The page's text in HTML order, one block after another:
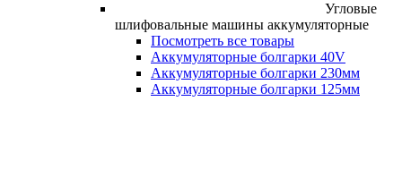
Угловые
шлифовальные машины аккумуляторные
Посмотреть все товары
Аккумуляторные болгарки 40V
Аккумуляторные болгарки 230мм
Аккумуляторные болгарки 125мм